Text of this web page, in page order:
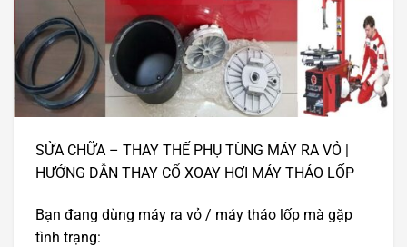
SỬA CHỮA – THAY THẾ PHỤ TÙNG MÁY RA VỎ |
HƯỚNG DẪN THAY CỔ XOAY HƠI MÁY THÁO LỐP
Bạn đang dùng máy ra vỏ / máy tháo lốp mà gặp
tình trạng: